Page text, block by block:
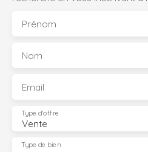
Prénom
Nom
Email
Vente
Type d'offre
Type de bien